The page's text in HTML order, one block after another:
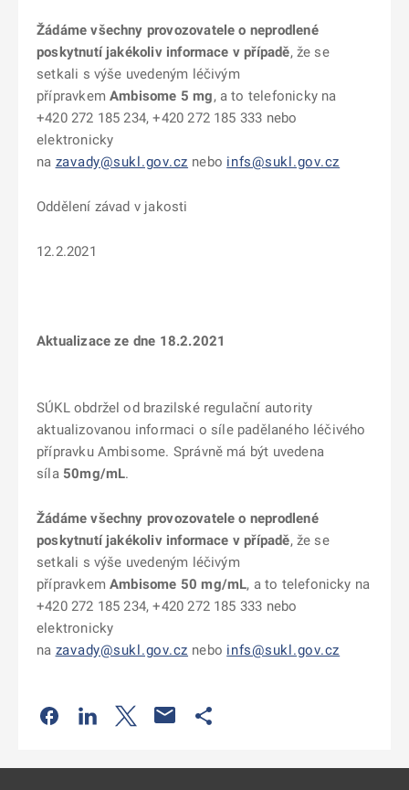
Žádáme všechny provozovatele o neprodlené
poskytnutí jakékoliv informace v případě, že se
setkali s výše uvedeným léčivým
přípravkemAmbisome 5 mg, a to telefonicky na
+420 272 185 234, +420 272 185 333 nebo
elektronicky
na zavady@sukl.gov.cz nebo infs@sukl.gov.cz
Oddělení závad v jakosti
12.2.2021
Aktualizace ze dne 18.2.2021
SÚKL obdržel od brazilské regulační autority
aktualizovanou informaci o síle padělaného léčivého
přípravku Ambisome. Správně má být uvedena
síla 50mg/mL.
Žádáme všechny provozovatele o neprodlené
poskytnutí jakékoliv informace v případě, že se
setkali s výše uvedeným léčivým
přípravkemAmbisome 50 mg/mL, a to telefonicky na
+420 272 185 234, +420 272 185 333 nebo
elektronicky
na zavady@sukl.gov.cz nebo infs@sukl.gov.cz
Odkaz se otevře na nové kartě
Odkaz se otevře na nové kartě
Odkaz se otevře na nové kartě